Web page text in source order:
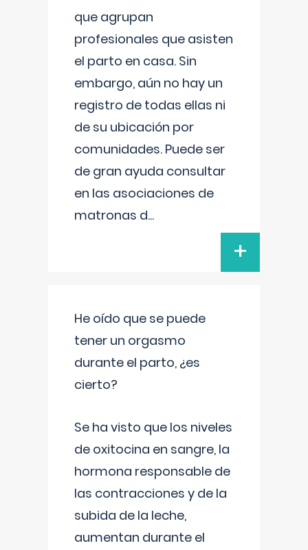
que agrupan
profesionales que asisten
el parto en casa. Sin
embargo, aún no hay un
registro de todas ellas ni
de su ubicación por
comunidades. Puede ser
de gran ayuda consultar
en las asociaciones de
matronas d...
+
He oído que se puede
tener un orgasmo
durante el parto, ¿es
cierto?
Se ha visto que los niveles
de oxitocina en sangre, la
hormona responsable de
las contracciones y de la
subida de la leche,
aumentan durante el